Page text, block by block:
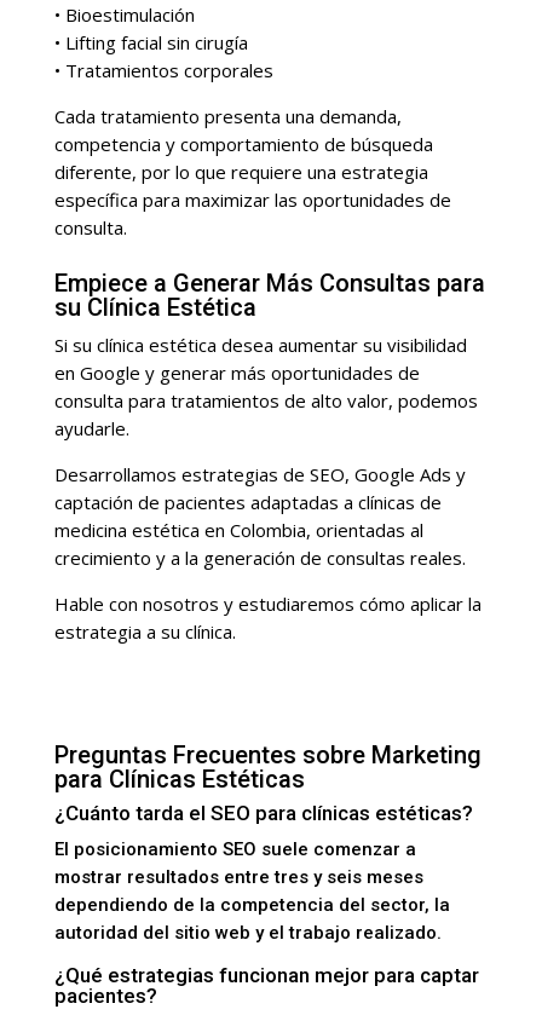
• Bioestimulación
• Lifting facial sin cirugía
• Tratamientos corporales
Cada tratamiento presenta una demanda,
competencia y comportamiento de búsqueda
diferente, por lo que requiere una estrategia
específica para maximizar las oportunidades de
consulta.
Empiece a Generar Más Consultas para
su Clínica Estética
Si su clínica estética desea aumentar su visibilidad
en Google y generar más oportunidades de
consulta para tratamientos de alto valor, podemos
ayudarle.
Desarrollamos estrategias de SEO, Google Ads y
captación de pacientes adaptadas a clínicas de
medicina estética en Colombia, orientadas al
crecimiento y a la generación de consultas reales.
Hable con nosotros y estudiaremos cómo aplicar la
estrategia a su clínica.
Preguntas Frecuentes sobre Marketing
para Clínicas Estéticas
¿Cuánto tarda el SEO para clínicas estéticas?
El posicionamiento SEO suele comenzar a
mostrar resultados entre tres y seis meses
dependiendo de la competencia del sector, la
autoridad del sitio web y el trabajo realizado.
¿Qué estrategias funcionan mejor para captar
pacientes?